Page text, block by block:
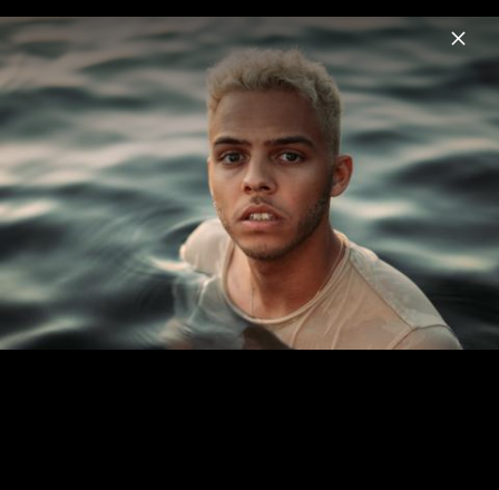
Menu
Malik Harris
Home News Musik Videos Fotos Biografie
Pressefotos 2026